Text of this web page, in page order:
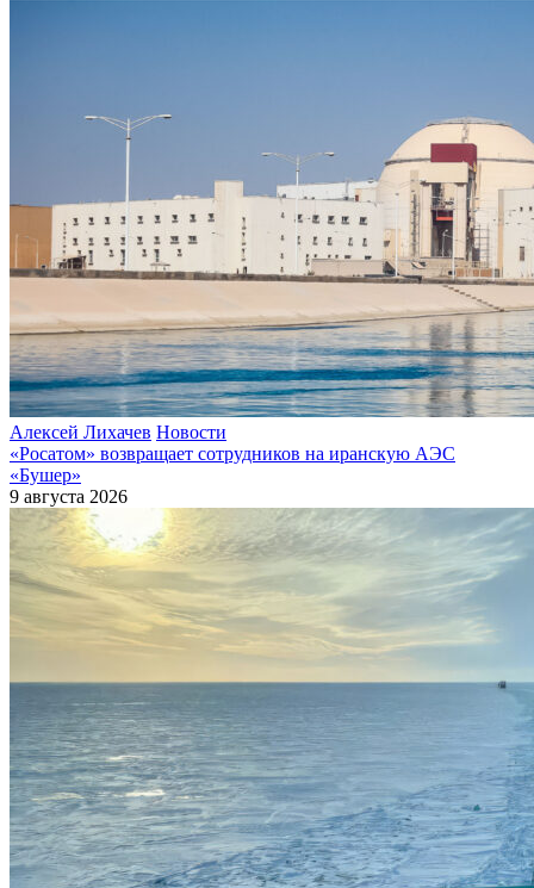
Алексей Лихачев Новости
«Росатом» возвращает сотрудников на иранскую АЭС
«Бушер»
9 августа 2026